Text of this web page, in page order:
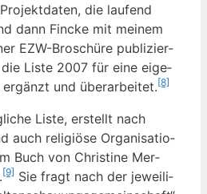
die lau­fend
dann Fin­cke mit mei­nem
EZW-Bro­schü­re publi­zier­
die Lis­te 2007 für eine eige­
und über­ar­bei­tet.[8]
Lis­te, erstellt nach
auch reli­giö­se Orga­ni­sa­tio­
Buch von Chris­ti­ne Mer­
[9] Sie fragt nach der jewei­li­